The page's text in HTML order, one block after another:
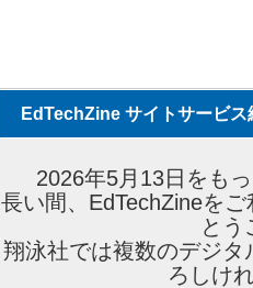
EdTechZine サイトサービス
2026年5月13日をも
長い間、EdTechZineを
とう
翔泳社では複数のデジ
ろしけ